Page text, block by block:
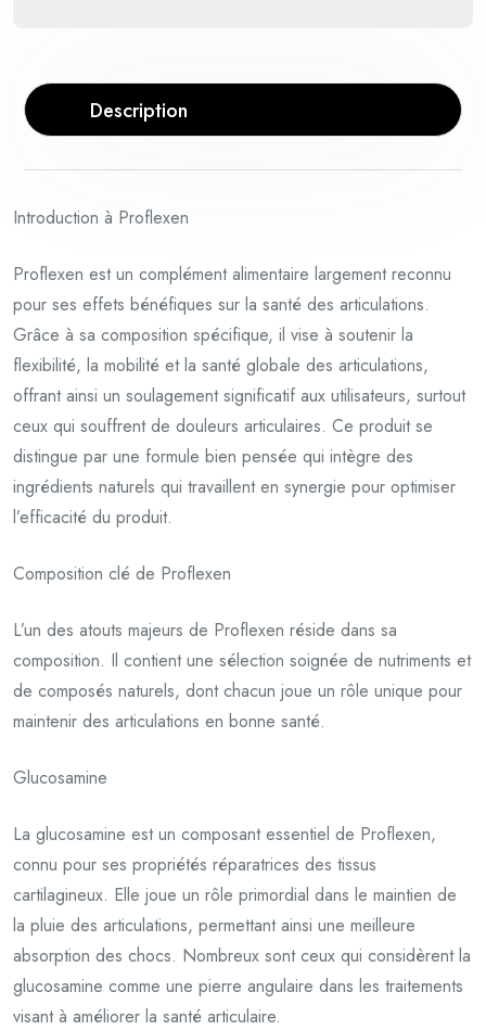
Description
Introduction à Proflexen
Proflexen est un complément alimentaire largement reconnu
pour ses effets bénéfiques sur la santé des articulations.
Grâce à sa composition spécifique, il vise à soutenir la
flexibilité, la mobilité et la santé globale des articulations,
offrant ainsi un soulagement significatif aux utilisateurs, surtout
ceux qui souffrent de douleurs articulaires. Ce produit se
distingue par une formule bien pensée qui intègre des
ingrédients naturels qui travaillent en synergie pour optimiser
l’efficacité du produit.
Composition clé de Proflexen
L’un des atouts majeurs de Proflexen réside dans sa
composition. Il contient une sélection soignée de nutriments et
de composés naturels, dont chacun joue un rôle unique pour
maintenir des articulations en bonne santé.
Glucosamine
La glucosamine est un composant essentiel de Proflexen,
connu pour ses propriétés réparatrices des tissus
cartilagineux. Elle joue un rôle primordial dans le maintien de
la pluie des articulations, permettant ainsi une meilleure
absorption des chocs. Nombreux sont ceux qui considèrent la
glucosamine comme une pierre angulaire dans les traitements
visant à améliorer la santé articulaire.